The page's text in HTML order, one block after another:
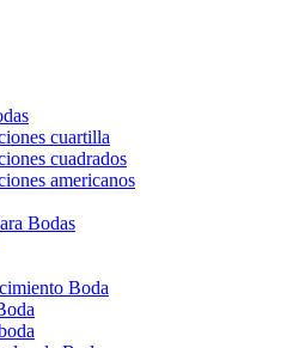
cuartilla
cuadrados
americanos
Bodas
Boda